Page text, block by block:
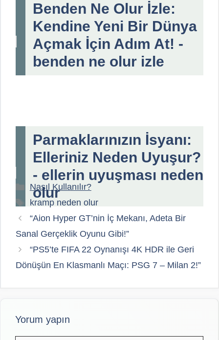
Benden Ne Olur İzle:
Kendine Yeni Bir Dünya
Açmak İçin Adım At! -
benden ne olur izle
Parmaklarınızın İsyanı:
Elleriniz Neden Uyuşur?
- ellerin uyuşması neden
olur
Kategoriler
Nasıl Kullanılır?
Etiketler
kramp neden olur
“Aion Hyper GT’nin İç Mekanı, Adeta Bir
Sanal Gerçeklik Oyunu Gibi!”
“PS5’te FIFA 22 Oynanışı 4K HDR ile Geri
Dönüşün En Klasmanlı Maçı: PSG 7 – Milan 2!”
Yorum yapın